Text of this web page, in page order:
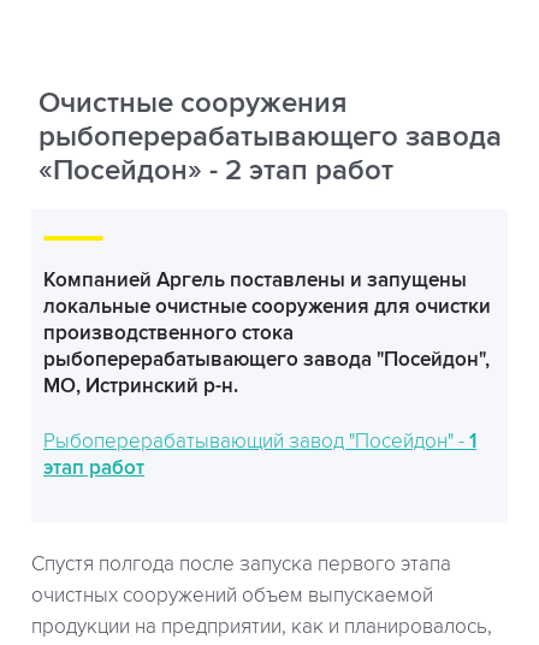
Очистные сооружения
рыбоперерабатывающего завода
«Посейдон» - 2 этап работ
Компанией Аргель поставлены и запущены
локальные очистные сооружения для очистки
производственного стока
рыбоперерабатывающего завода "Посейдон",
МО, Истринский р-н.
Рыбоперерабатывающий завод "Посейдон" - 1
этап работ
Спустя полгода после запуска первого этапа
очистных сооружений объем выпускаемой
продукции на предприятии, как и планировалось,